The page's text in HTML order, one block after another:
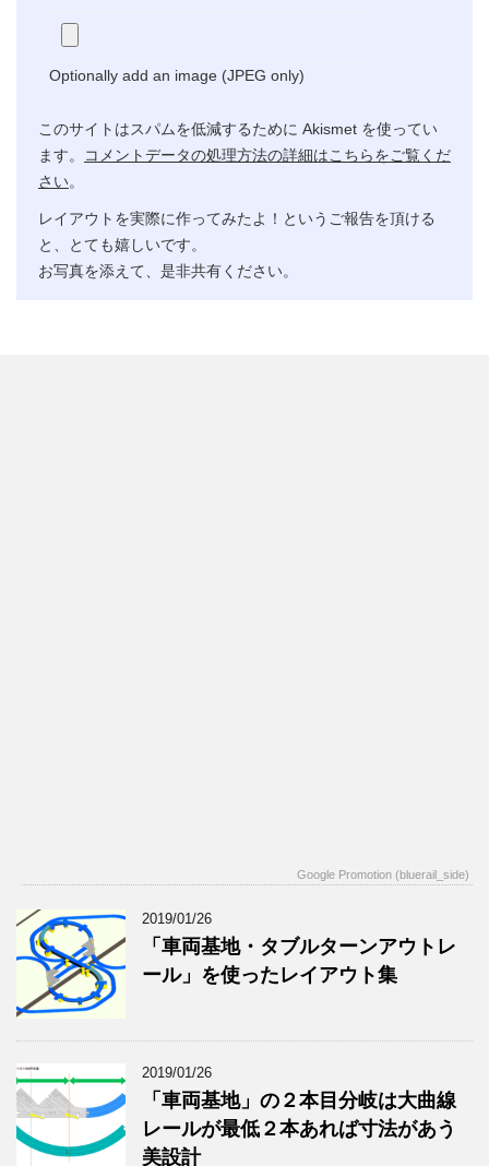
Optionally add an image (JPEG only)
このサイトはスパムを低減するために Akismet を使ってい
ます。
コメントデータの処理方法の詳細はこちらをご覧くだ
さい。
レイアウトを実際に作ってみたよ！というご報告を頂ける
と、とても嬉しいです。
お写真を添えて、是非共有ください。
Google Promotion (bluerail_side)
2019/01/26
「車両基地・タブルターンアウトレ
ール」を使ったレイアウト集
2019/01/26
「車両基地」の２本目分岐は大曲線
レールが最低２本あれば寸法があう
美設計